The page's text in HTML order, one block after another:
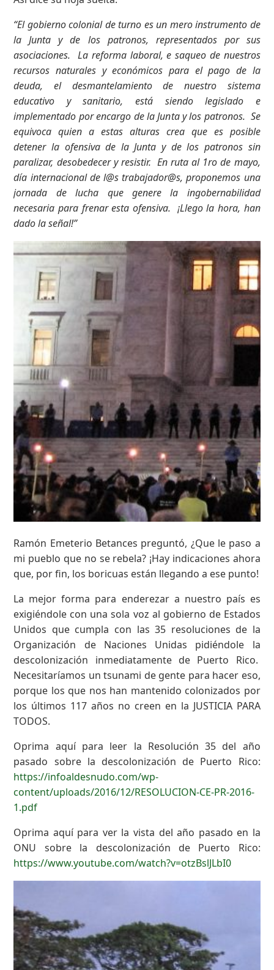
“El gobierno colonial de turno es un mero instrumento de
la Junta y de los patronos, representados por sus
asociaciones. La reforma laboral, e saqueo de nuestros
recursos naturales y económicos para el pago de la
deuda, el desmantelamiento de nuestro sistema
educativo y sanitario, está siendo legislado e
implementado por encargo de la Junta y los patronos. Se
equivoca quien a estas alturas crea que es posible
detener la ofensiva de la Junta y de los patronos sin
paralizar, desobedecer y resistir. En ruta al 1ro de mayo,
día internacional de l@s trabajador@s, proponemos una
jornada de lucha que genere la ingobernabilidad
necesaria para frenar esta ofensiva. ¡Llego la hora, han
dado la señal!”
Ramón Emeterio Betances preguntó, ¿Que le paso a
mi pueblo que no se rebela? ¡Hay indicaciones ahora
que, por fin, los boricuas están llegando a ese punto!
La mejor forma para enderezar a nuestro país es
exigiéndole con una sola voz al gobierno de Estados
Unidos que cumpla con las 35 resoluciones de la
Organización de Naciones Unidas pidiéndole la
descolonización inmediatamente de Puerto Rico.
Necesitaríamos un tsunami de gente para hacer eso,
porque los que nos han mantenido colonizados por
los últimos 117 años no creen en la JUSTICIA PARA
TODOS.
Oprima aquí para leer la Resolución 35 del año
pasado sobre la descolonización de Puerto Rico:
https://infoaldesnudo.com/wp-
content/uploads/2016/12/RESOLUCION-CE-PR-2016-
1.pdf
Oprima aquí para ver la vista del año pasado en la
ONU sobre la descolonización de Puerto Rico:
https://www.youtube.com/watch?v=otzBslJLbI0